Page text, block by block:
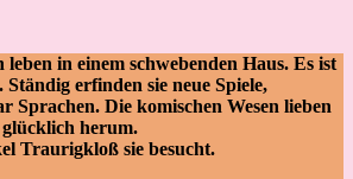
leben in einem schwebenden Haus. Es ist
erfinden sie neue Spiele,
Sprachen. Die komischen Wesen lieben
herum.
Traurigkloß sie besucht.